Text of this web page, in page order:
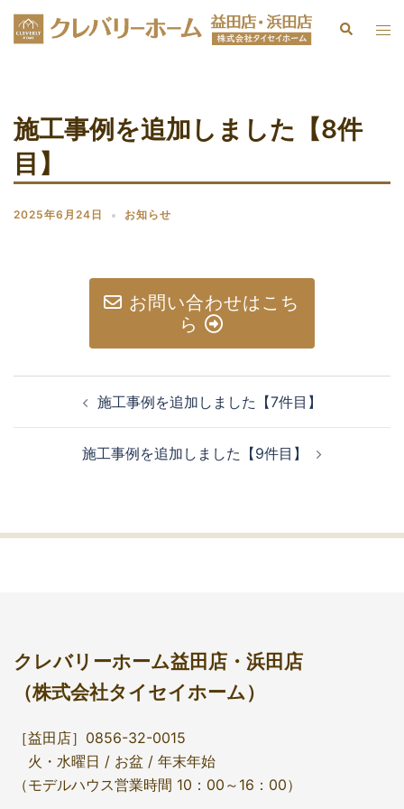
施工事例を追加しました【8件
目】
2025年6月24日 お知らせ
お問い合わせはこち
ら
施工事例を追加しました【7件目】
施工事例を追加しました【9件目】
クレバリーホーム益田店・浜田店
（株式会社タイセイホーム）
［益田店］0856-32-0015
火・水曜日 / お盆 / 年末年始
（モデルハウス営業時間 10：00～16：00）